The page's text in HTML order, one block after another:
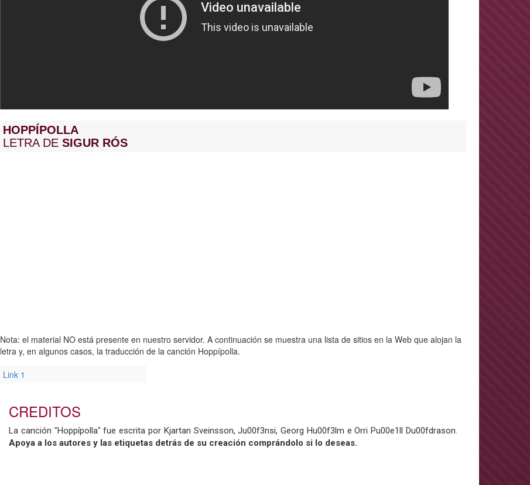
HOPPÍPOLLA
LETRA DE SIGUR RÓS
Nota: el material NO está presente en nuestro servidor. A continuación se muestra una lista de sitios en la Web que alojan la
letra y, en algunos casos, la traducción de la canción Hoppípolla.
Link 1
CREDITOS
La canción "Hoppípolla" fue escrita por Kjartan Sveinsson, Ju00f3nsi, Georg Hu00f3lm e Orri Pu00e1ll Du00fdrason.
Apoya a los autores y las etiquetas detrás de su creación comprándolo si lo deseas.